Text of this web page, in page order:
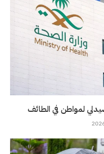
لمواطن في الطائف